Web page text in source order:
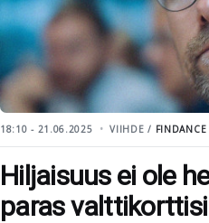
18:10 - 21.06.2025 VIIHDE / FINDANCE
Hiljaisuus ei ole
paras valttikorttisi